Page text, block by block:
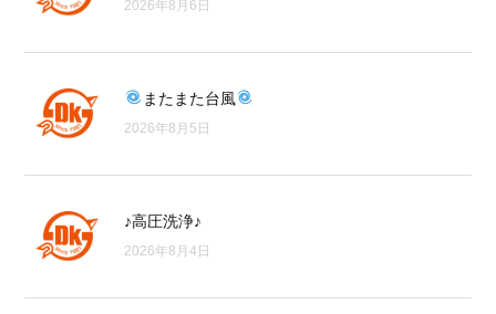
2026年8月6日
またまた台風
2026年8月5日
♪高圧洗浄♪
2026年8月4日